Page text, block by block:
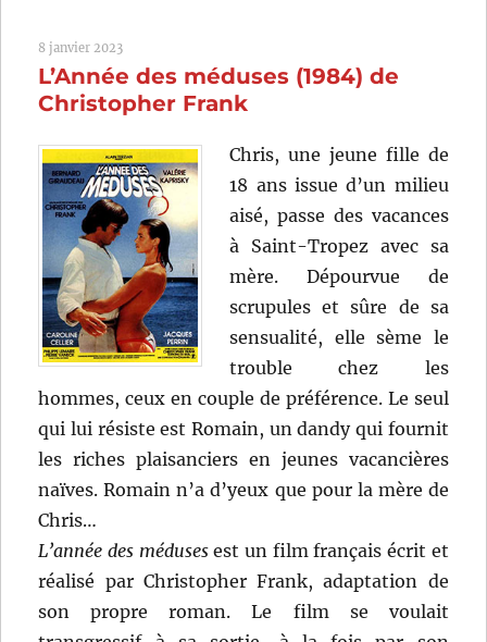
chez
de
Patrice
Leconte
8 janvier 2023
L’Année des méduses (1984) de
Christopher Frank
Chris, une jeune fille de
18 ans issue d’un milieu
aisé, passe des vacances
à Saint-Tropez avec sa
mère. Dépourvue de
scrupules et sûre de sa
sensualité, elle sème le
trouble chez les
hommes, ceux en couple de préférence. Le seul
qui lui résiste est Romain, un dandy qui fournit
les riches plaisanciers en jeunes vacancières
naïves. Romain n’a d’yeux que pour la mère de
Chris…
L’année des médusesest un film français écrit et
réalisé par Christopher Frank, adaptation de
son propre roman. Le film se voulait